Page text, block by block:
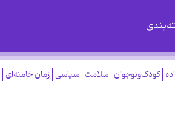
کودک‌ونوجوان سلامت سیاسی زمان خامنه‌ای